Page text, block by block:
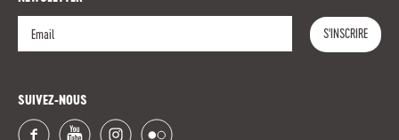
S'INSCRIRE
SUIVEZ-NOUS